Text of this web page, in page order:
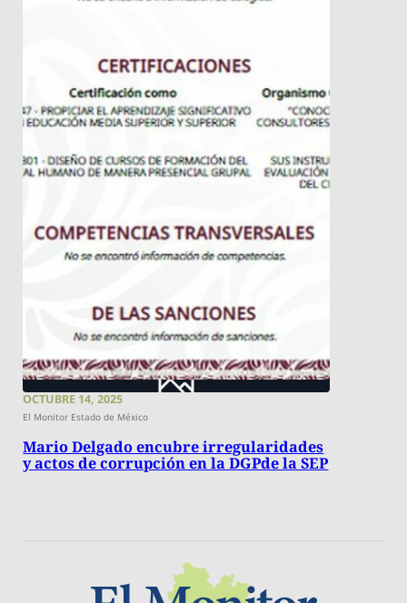
OCTUBRE 14, 2025
El Monitor Estado de México
Mario Delgado encubre irregularidades
y actos de corrupción en la DGPde la SEP